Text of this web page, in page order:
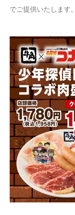
でご提供いたします。